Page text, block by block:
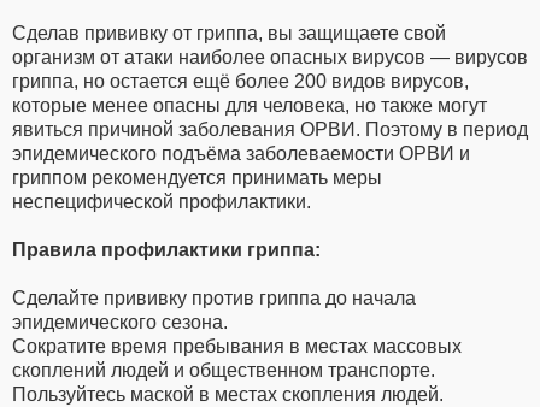
Сделав прививку от гриппа, вы защищаете свой
организм от атаки наиболее опасных вирусов — вирусов
гриппа, но остается ещё более 200 видов вирусов,
которые менее опасны для человека, но также могут
явиться причиной заболевания ОРВИ. Поэтому в период
эпидемического подъёма заболеваемости ОРВИ и
гриппом рекомендуется принимать меры
неспецифической профилактики.
Правила профилактики гриппа:
Сделайте прививку против гриппа до начала
эпидемического сезона.
Сократите время пребывания в местах массовых
скоплений людей и общественном транспорте.
Пользуйтесь маской в местах скопления людей.